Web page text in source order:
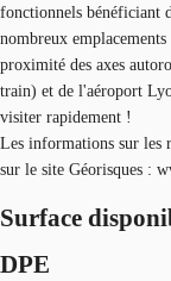
fonctionnels bénéficiant
nombreux
proximité des axes
train) et de l'aéroport
visiter rapidement !
Les informations sur les
sur le site Géorisques :
Surface
DPE